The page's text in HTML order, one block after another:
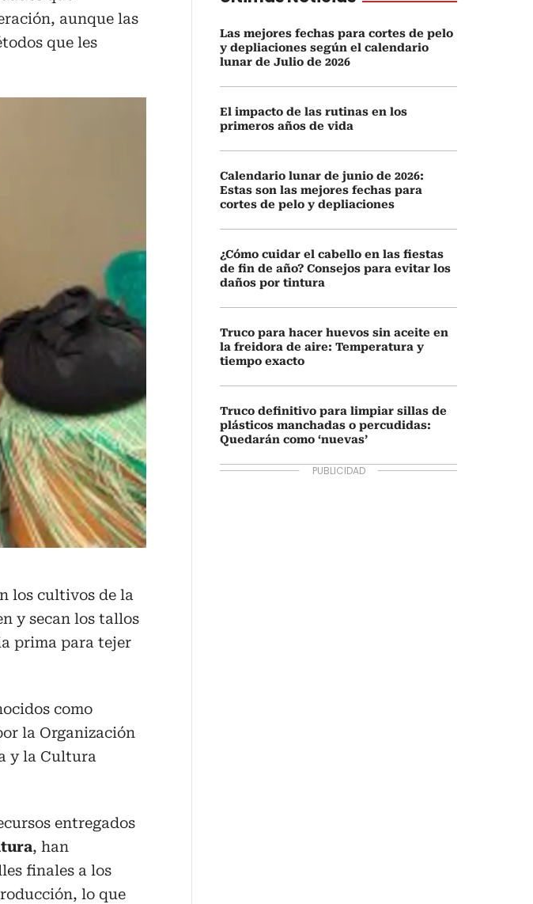
aunque las
que les
los cultivos de la
y secan los tallos
prima para tejer
como
la Organización
y la Cultura
entregados
, han
finales a los
lo que
Las mejores fechas para cortes de pelo
y depliaciones según el calendario
lunar de Julio de 2026
El impacto de las rutinas en los
primeros años de vida
Calendario lunar de junio de 2026:
Estas son las mejores fechas para
cortes de pelo y depliaciones
¿Cómo cuidar el cabello en las fiestas
de fin de año? Consejos para evitar los
daños por tintura
Truco para hacer huevos sin aceite en
la freidora de aire: Temperatura y
tiempo exacto
Truco definitivo para limpiar sillas de
plásticos manchadas o percudidas:
Quedarán como ‘nuevas’